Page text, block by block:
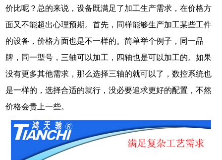
价比呢？总的来说，设备既满足了加工生产需求，在价格方
面又不能超出心理预期。首先，同样能够生产加工某些工件
的设备，价格方面也是不一样的。简单举个例子，同一品
牌，同一型号，三轴可以加工，四轴也是可以加工的。如果
没有更多其他需求，那么选择三轴的就可以了，数控系统也
是一样的，选择合适的就行，没必要追求更好的配置，不然
价格会贵上一些。